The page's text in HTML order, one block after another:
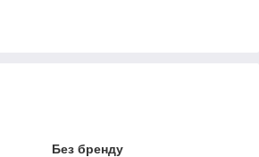
Без бренду